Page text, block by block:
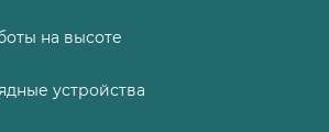
на высоте
устройства